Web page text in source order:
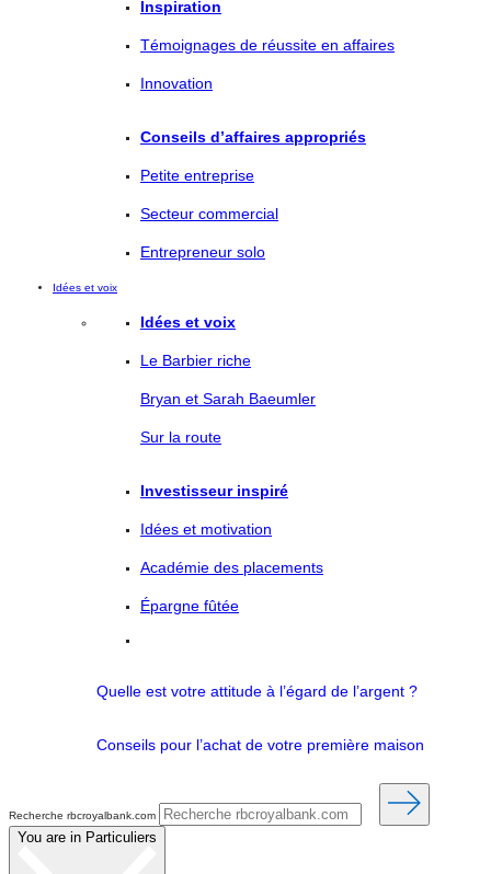
Inspiration
Témoignages de réussite en affaires
Innovation
Conseils d’affaires appropriés
Petite entreprise
Secteur commercial
Entrepreneur solo
Idées et voix
Idées et voix
Le Barbier riche
Bryan et Sarah Baeumler
Sur la route
Investisseur inspiré
Idées et motivation
Académie des placements
Épargne fûtée
Quelle est votre attitude à l’égard de l’argent ?
Conseils pour l’achat de votre première maison
Recherche rbcroyalbank.com
You are in Particuliers